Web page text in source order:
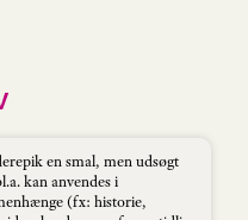
en smal, men udsøgt
kan anvendes i
(fx: historie,